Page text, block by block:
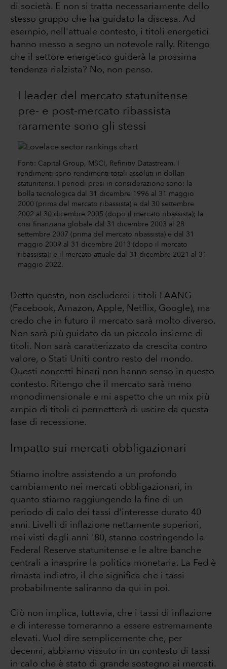
di società. E non si tratta necessariamente dello
stesso gruppo che ha guidato la discesa. Ad
esempio, nell'attuale contesto, i titoli energetici
hanno messo a segno un notevole rally. Ritengo
che il settore energetico guiderà la prossima
tendenza rialzista? No, non penso.
I leader del mercato statunitense
pre- e post-mercato ribassista
raramente sono gli stessi
Fonti: Capital Group, MSCI, Refinitiv Datastream. I
rendimenti sono rendimenti totali assoluti in dollari
statunitensi. I periodi presi in considerazione sono: la
bolla tecnologica dal 31 dicembre 1996 al 31 maggio
2000 (prima del mercato ribassista) e dal 30 settembre
2002 al 30 dicembre 2005 (dopo il mercato ribassista); la
crisi finanziaria globale dal 31 dicembre 2003 al 28
settembre 2007 (prima del mercato ribassista) e dal 31
maggio 2009 al 31 dicembre 2013 (dopo il mercato
ribassista); e il mercato attuale dal 31 dicembre 2021 al 31
maggio 2022.
Detto questo, non escluderei i titoli FAANG
(Facebook, Amazon, Apple, Netflix, Google), ma
credo che in futuro il mercato sarà molto diverso.
Non sarà più guidato da un piccolo insieme di
titoli. Non sarà caratterizzato da crescita contro
valore, o Stati Uniti contro resto del mondo.
Questi concetti binari non hanno senso in questo
contesto. Ritengo che il mercato sarà meno
monodimensionale e mi aspetto che un mix più
ampio di titoli ci permetterà di uscire da questa
fase di recessione.
Impatto sui mercati obbligazionari
Stiamo inoltre assistendo a un profondo
cambiamento nei mercati obbligazionari, in
quanto stiamo raggiungendo la fine di un
periodo di calo dei tassi d'interesse durato 40
anni. Livelli di inflazione nettamente superiori,
mai visti dagli anni '80, stanno costringendo la
Federal Reserve statunitense e le altre banche
centrali a inasprire la politica monetaria. La Fed è
rimasta indietro, il che significa che i tassi
probabilmente saliranno da qui in poi.
Ciò non implica, tuttavia, che i tassi di inflazione
e di interesse torneranno a essere estremamente
elevati. Vuol dire semplicemente che, per
decenni, abbiamo vissuto in un contesto di tassi
in calo che è stato di grande sostegno ai mercati.